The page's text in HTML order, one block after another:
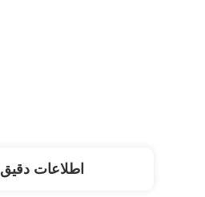
اطلاعات دقیق